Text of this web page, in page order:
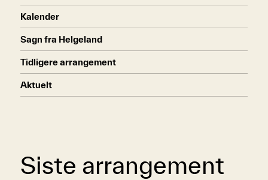
Kalender
Sagn fra Helgeland
Tidligere arrangement
Aktuelt
Siste arrangement